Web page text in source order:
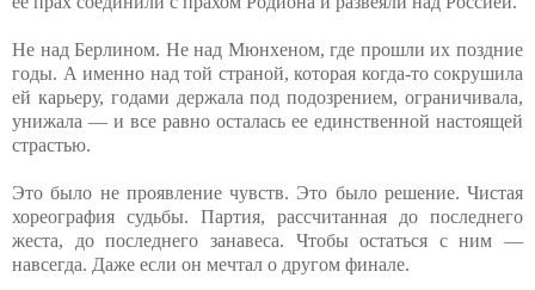
Не над Берлином. Не над Мюнхеном, где прошли их поздние
годы. А именно над той страной, которая когда-то сокрушила
ей карьеру, годами держала под подозрением, ограничивала,
унижала — и все равно осталась ее единственной настоящей
страстью.
Это было не проявление чувств. Это было решение. Чистая
хореография судьбы. Партия, рассчитанная до последнего
жеста, до последнего занавеса. Чтобы остаться с ним —
навсегда. Даже если он мечтал о другом финале.